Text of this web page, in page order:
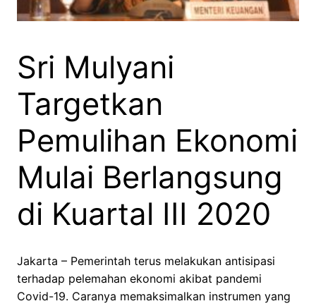
Sri Mulyani
Targetkan
Pemulihan Ekonomi
Mulai Berlangsung
di Kuartal III 2020
Jakarta – Pemerintah terus melakukan antisipasi
terhadap pelemahan ekonomi akibat pandemi
Covid-19. Caranya memaksimalkan instrumen yang